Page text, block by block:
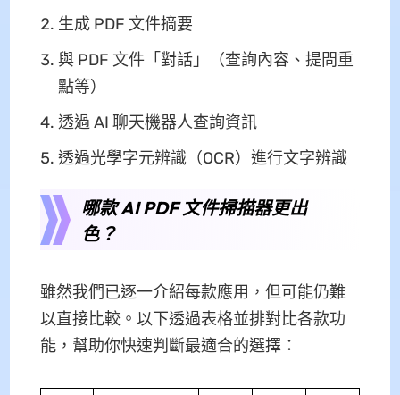
生成 PDF 文件摘要
與 PDF 文件「對話」（查詢內容、提問重
點等）
透過 AI 聊天機器人查詢資訊
透過光學字元辨識（OCR）進行文字辨識
哪款 AI PDF 文件掃描器更出
色？
雖然我們已逐一介紹每款應用，但可能仍難
以直接比較。以下透過表格並排對比各款功
能，幫助你快速判斷最適合的選擇：